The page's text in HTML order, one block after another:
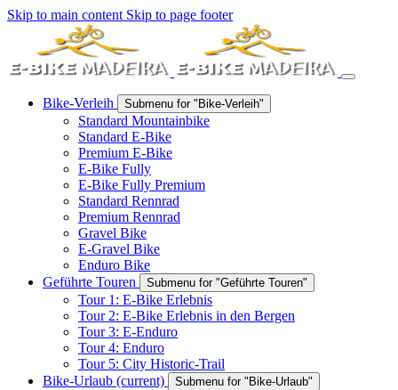
Skip to main content Skip to page footer
Bike-Verleih Submenu for "Bike-Verleih"
Standard Mountainbike
Standard E-Bike
Premium E-Bike
E-Bike Fully
E-Bike Fully Premium
Standard Rennrad
Premium Rennrad
Gravel Bike
E-Gravel Bike
Enduro Bike
Geführte Touren
Submenu for "Geführte Touren"
Tour 1: E-Bike Erlebnis
Tour 2: E-Bike Erlebnis in den Bergen
Tour 3: E-Enduro
Tour 4: Enduro
Tour 5: City Historic-Trail
Bike-Urlaub (current) Submenu for "Bike-Urlaub"